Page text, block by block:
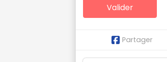
Partager